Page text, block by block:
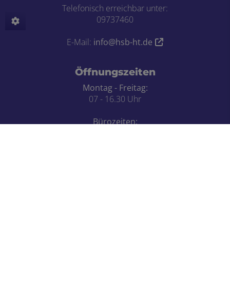
Telefonisch erreichbar unter:
09737460
E-Mail: info@hsb-ht.de
Öffnungszeiten
Montag - Freitag:
07 - 16.30 Uhr
Bürozeiten: